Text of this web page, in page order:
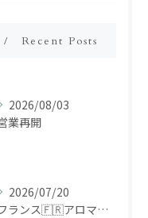
Recent Posts
2026/08/03
業再開
2026/07/20
フランス🇫🇷アロマ研修ツアー𝗱𝗮𝘆𝟮